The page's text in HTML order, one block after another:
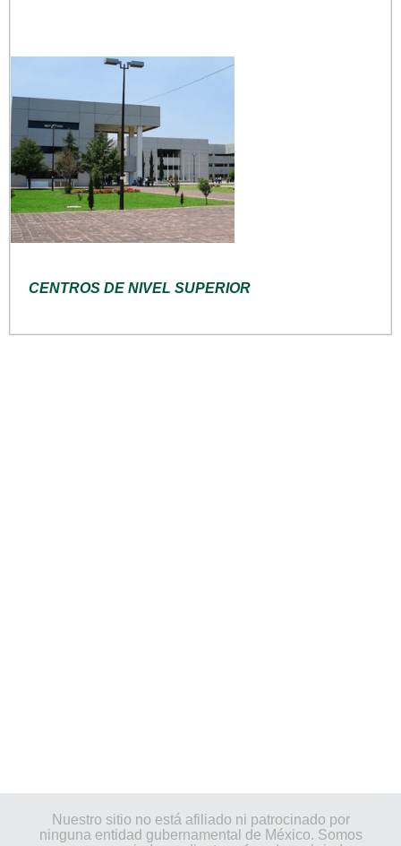
CENTROS DE NIVEL SUPERIOR
Nuestro sitio no está afiliado ni patrocinado por
ninguna entidad gubernamental de México. Somos